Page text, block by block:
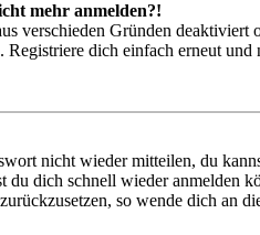
mehr anmelden?!
verschieden Gründen
dich einfach erneut
nicht wieder mitteilen, du
du dich schnell wieder anmelden
so wende dich an